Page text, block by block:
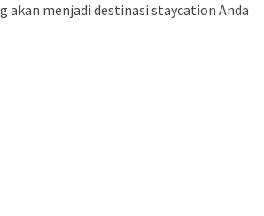
akan menjadi destinasi staycation Anda